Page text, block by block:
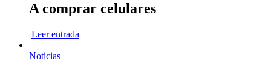
A comprar celulares
Leer entrada
Noticias